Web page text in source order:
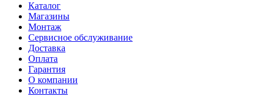
Каталог
Магазины
Монтаж
Сервисное обслуживание
Доставка
Оплата
Гарантия
О компании
Контакты